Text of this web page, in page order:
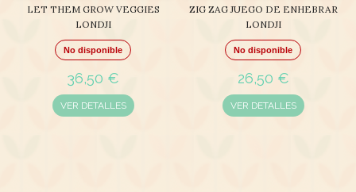
LET THEM GROW VEGGIES
LONDJI
No disponible
36,50 €
VER DETALLES
ZIG ZAG JUEGO DE ENHEBRAR
LONDJI
No disponible
26,50 €
VER DETALLES